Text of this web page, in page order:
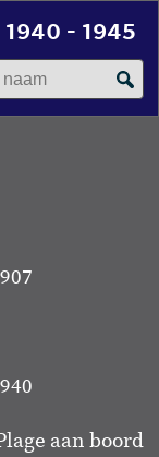
- 1945
aan boord